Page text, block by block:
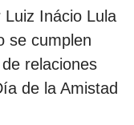
Inácio Lula
se cumplen
relaciones
de la Amistad